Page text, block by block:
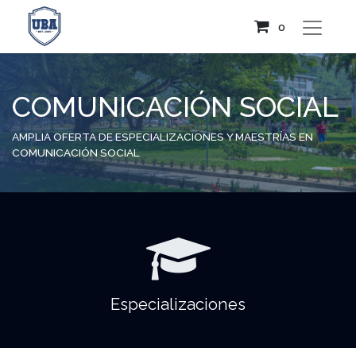
0
COMUNICACIÓN SOCIAL
AMPLIA OFERTA DE ESPECIALIZACIONES Y MAESTRÍAS EN
COMUNICACIÓN SOCIAL
Especializaciones